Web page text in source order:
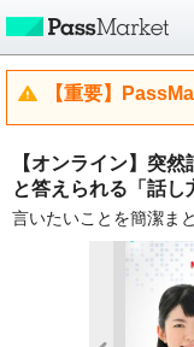
【重要】
【オンライン】突
と答えられる「話
言いたいことを簡潔ま